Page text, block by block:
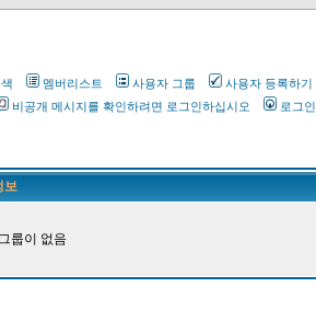
멤버리스트 사용자 그룹
사용자 등록하기
비공개 메시지를 확인하려면 로그인하십시오 로그인
보
룹이 없음